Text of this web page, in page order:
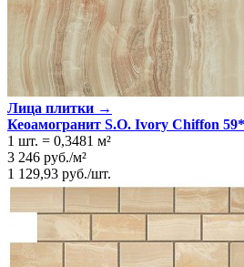
Лица плитки →
Кеоамогранит S.O. Ivory Chiffon
1 шт. = 0,3481 м²
3 246 руб./м²
1 129,93 руб./шт.